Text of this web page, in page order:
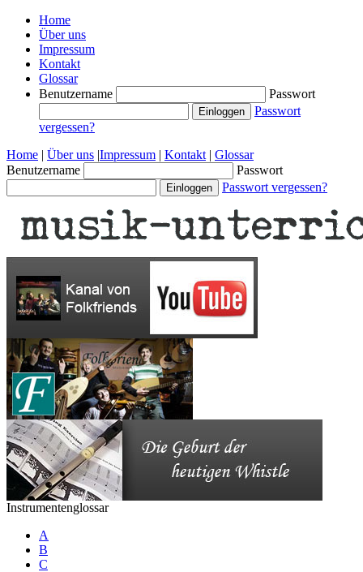
Home
Über uns
Impressum
Kontakt
Glossar
Benutzername
Passwort
Passwort
vergessen?
Home | Über uns |Impressum | Kontakt | Glossar
Benutzername
Passwort
Passwort vergessen?
Instrumentenglossar
A
B
C